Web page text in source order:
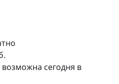
сегодня в